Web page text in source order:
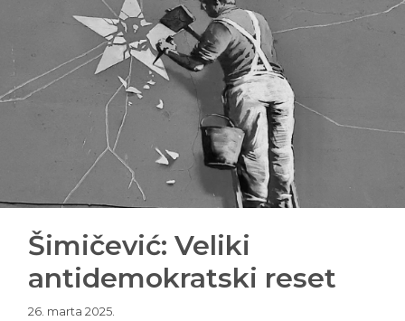
Šimičević: Veliki
antidemokratski reset
26. marta 2025.